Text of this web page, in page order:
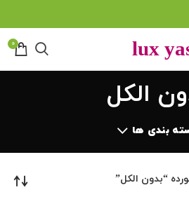
0
الکل
بندی ها
“بدون الکل”